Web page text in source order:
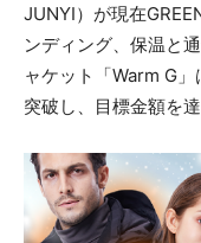
JUNYI）が現在
ンディング、保温と
ャケット「Warm G
突破し、目標金額を達